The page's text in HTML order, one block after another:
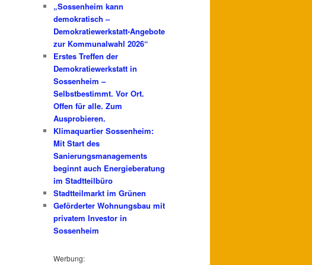
„Sossenheim kann
demokratisch –
Demokratiewerkstatt-Angebote
zur Kommunalwahl 2026“
Erstes Treffen der
Demokratiewerkstatt in
Sossenheim –
Selbstbestimmt. Vor Ort.
Offen für alle. Zum
Ausprobieren.
Klimaquartier Sossenheim:
Mit Start des
Sanierungsmanagements
beginnt auch Energieberatung
im Stadtteilbüro
Stadtteilmarkt im Grünen
Geförderter Wohnungsbau mit
privatem Investor in
Sossenheim
Werbung: